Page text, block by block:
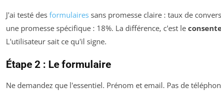
J'ai testé des formulaires sans promesse claire : taux de
une promesse spécifique : 18%. La différence, c'est le
L'utilisateur sait ce qu'il signe.
Étape 2 : Le formulaire
Ne demandez que l'essentiel. Prénom et email. Pas de